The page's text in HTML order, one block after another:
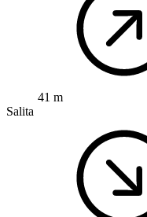
41 m
Salita